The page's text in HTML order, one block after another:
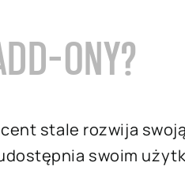
ONY?
stale rozwija
swoim